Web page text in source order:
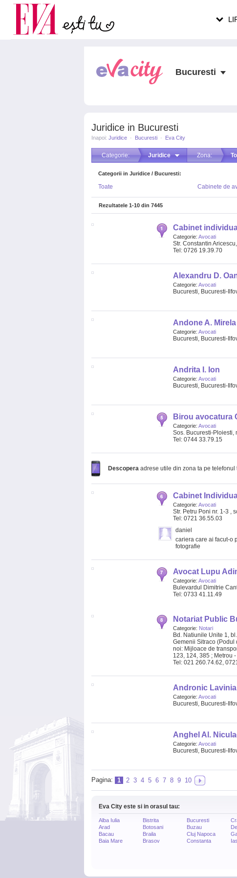
Juridice in Bucuresti
Inapoi: Juridice · Bucuresti · Eva City
Categorie: Juridice Zona:
Categorii in Juridice / Bucuresti:
Toate Cabinete de
Rezultatele 1-10 din 7445
Cabinet
Categorie: Avocati
Str. Constantin
Tel: 0726 19.39.70
Alexandru D.
Categorie: Avocati
Bucuresti, Bucuresti-
Andone A. Mirela
Categorie: Avocati
Bucuresti, Bucuresti-
Andrita I. Ion
Categorie: Avocati
Bucuresti, Bucuresti-
Birou avocatura
Categorie: Avocati
Sos. Bucuresti-Ploiesti,
Tel: 0744 33.79.15
Descopera adrese utile din zona ta pe telefonul
Cabinet
Categorie: Avocati
Str. Petru Poni nr. 1-3 ,
Tel: 0721 36.55.03
daniel
cariera care ai facut-o
fotografie
Avocat Lupu
Categorie: Avocati
Bulevardul Dimitrie
Tel: 0733 41.11.49
Notariat Public
Categorie: Notari
Bd. Natiunile Unite 1,
Gemenii Sitraco
noi: Mijloace de
123, 124, 385 ; Metrou
Tel: 021 260.74.62,
Andronic Lavinia
Categorie: Avocati
Bucuresti, Bucuresti-
Anghel Al.
Categorie: Avocati
Bucuresti, Bucuresti-
Pagina: 1 2 3 4 5 6 7 8 9 10
Eva City este si in orasul tau:
Alba Iulia
Arad
Bacau
Baia Mare
Bistrita
Botosani
Braila
Brasov
Bucuresti
Buzau
Cluj Napoca
Constanta
Bucuresti
Carieră
Actualitate